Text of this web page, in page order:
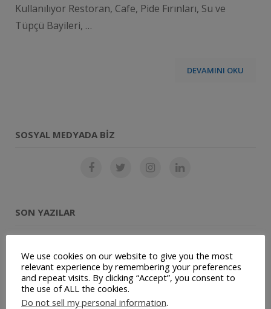
Kullanılıyor Restoran, Cafe, Pide Fırınları, Su ve
Tüpçü Bayileri, …
DEVAMINI OKU
SOSYAL MEDYADA BIZ
SON YAZILAR
Müşteri Panelimiz Yayınlanmıştır
Ticari Bilgilerimiz Değişmiştir
We use cookies on our website to give you the most
relevant experience by remembering your preferences
and repeat visits. By clicking “Accept”, you consent to
the use of ALL the cookies.
Do not sell my personal information.